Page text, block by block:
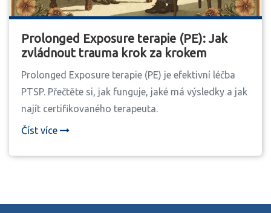
Prolonged Exposure terapie (PE): Jak
zvládnout trauma krok za krokem
Prolonged Exposure terapie (PE) je efektivní léčba
PTSP. Přečtěte si, jak funguje, jaké má výsledky a jak
najít certifikovaného terapeuta.
Číst více